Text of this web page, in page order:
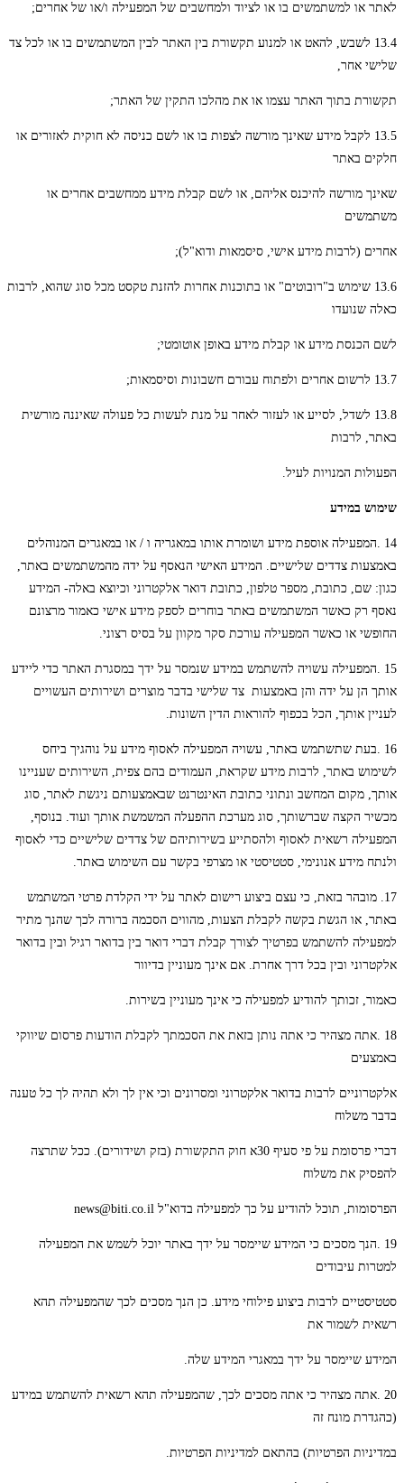
לאתר או למשתמשים בו או לציוד ולמחשבים של המפעילה ו/או של אחרים;
13.4 לשבש, להאט או למנוע תקשורת בין האתר לבין המשתמשים בו או לכל צד
שלישי אחר,
תקשורת בתוך האתר עצמו או את מהלכו התקין של האתר;
13.5 לקבל מידע שאינך מורשה לצפות בו או לשם כניסה לא חוקית לאזורים או
חלקים באתר
שאינך מורשה להיכנס אליהם, או לשם קבלת מידע ממחשבים אחרים או
משתמשים
אחרים (לרבות מידע אישי, סיסמאות ודוא"ל);
13.6 שימוש ב"רובוטים" או בתוכנות אחרות להזנת טקסט מכל סוג שהוא, לרבות
כאלה שנועדו
לשם הכנסת מידע או קבלת מידע באופן אוטומטי;
13.7 לרשום אחרים ולפתוח עבורם חשבונות וסיסמאות;
13.8 לשדל, לסייע או לעזור לאחר על מנת לעשות כל פעולה שאיננה מורשית
באתר, לרבות
הפעולות המנויות לעיל.
שימוש במידע
14 .המפעילה אוספת מידע ושומרת אותו במאגריה ו / או במאגרים המנוהלים
באמצעות צדדים שלישיים. המידע האישי הנאסף על ידה מהמשתמשים באתר,
כגון: שם, כתובת, מספר טלפון, כתובת דואר אלקטרוני וכיוצא באלה- המידע
נאסף רק כאשר המשתמשים באתר בוחרים לספק מידע אישי כאמור מרצונם
החופשי או כאשר המפעילה עורכת סקר מקוון על בסיס רצוני.
15 .המפעילה עשויה להשתמש במידע שנמסר על ידך במסגרת האתר כדי ליידע
אותך הן על ידה והן באמצעות צד שלישי בדבר מוצרים ושירותים העשויים
לעניין אותך, הכל בכפוף להוראות הדין השונות.
16 .בעת שתשתמש באתר, עשויה המפעילה לאסוף מידע על נוהגיך ביחס
לשימוש באתר, לרבות מידע שקראת, העמודים בהם צפית, השירותים שעניינו
אותך, מקום המחשב ונתוני כתובת האינטרנט שבאמצעותם ניגשת לאתר, סוג
מכשיר הקצה שברשותך, סוג מערכת ההפעלה המשמשת אותך ועוד. בנוסף,
המפעילה רשאית לאסוף ולהסתייע בשירותיהם של צדדים שלישיים כדי לאסוף
ולנתח מידע אנונימי, סטטיסטי או מצרפי בקשר עם השימוש באתר.
17. מובהר בזאת, כי עצם ביצוע רישום לאתר על ידי הקלדת פרטי המשתמש
באתר, או הגשת בקשה לקבלת הצעות, מהווים הסכמה ברורה לכך שהנך מתיר
למפעילה להשתמש בפרטיך לצורך קבלת דברי דואר בין בדואר רגיל ובין בדואר
אלקטרוני ובין בכל דרך אחרת. אם אינך מעוניין בדיוור
כאמור, זכותך להודיע למפעילה כי אינך מעוניין בשירות.
18 .אתה מצהיר כי אתה נותן בזאת את הסכמתך לקבלת הודעות פרסום שיווקי
באמצעים
אלקטרוניים לרבות בדואר אלקטרוני ומסרונים וכי אין לך ולא תהיה לך כל טענה
בדבר משלוח
דברי פרסומת על פי סעיף 30א חוק התקשורת (בזק ושידורים). ככל שתרצה
להפסיק את משלוח
הפרסומות, תוכל להודיע על כך למפעילה בדוא"ל news@biti.co.il
19 .הנך מסכים כי המידע שיימסר על ידך באתר יוכל לשמש את המפעילה
למטרות עיבודים
סטטיסטיים לרבות ביצוע פילוחי מידע. כן הנך מסכים לכך שהמפעילה תהא
רשאית לשמור את
המידע שיימסר על ידך במאגרי המידע שלה.
20 .אתה מצהיר כי אתה מסכים לכך, שהמפעילה תהא רשאית להשתמש במידע
(כהגדרת מונח זה
במדיניות הפרטיות) בהתאם למדיניות הפרטיות.